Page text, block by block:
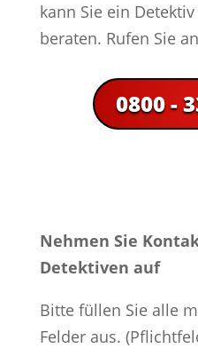
kann Sie ein
beraten. Rufen Sie
0800 -
Nehmen Sie
Detektiven auf
Bitte füllen Sie alle
Felder aus.